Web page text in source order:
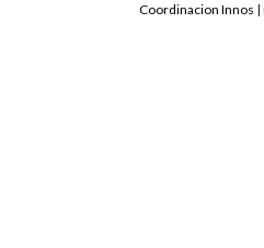
Coordinacion Innos |